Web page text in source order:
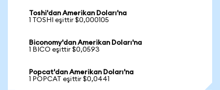
Toshi'dan Amerikan Doları'na
1 TOSHI eşittir $0,000105
Biconomy'dan Amerikan Doları'na
1 BICO eşittir $0,0593
Popcat'dan Amerikan Doları'na
1 POPCAT eşittir $0,0441